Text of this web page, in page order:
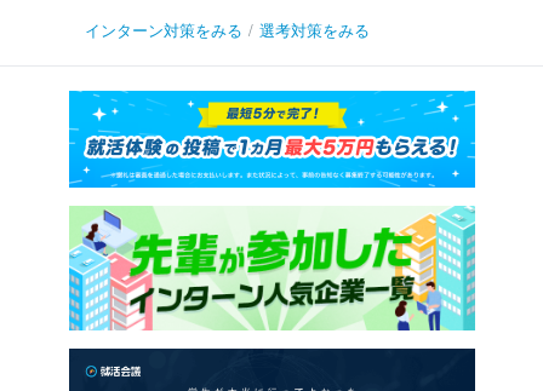
インターン対策をみる / 選考対策をみる